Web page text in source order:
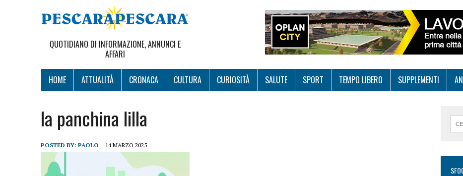
QUOTIDIANO DI INFORMAZIONE, ANNUNCI E
AFFARI
HOME ATTUALITÀ CRONACA CULTURA CURIOSITÀ SALUTE SPORT TEMPO LIBERO SUPPLEMENTI
la panchina lilla
POSTED BY: PAOLO 14 MARZO 2025